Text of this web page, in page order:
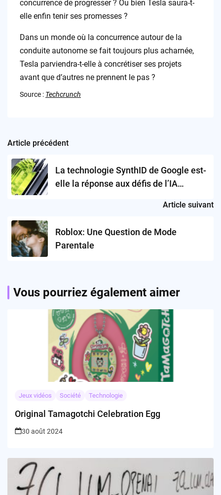
concurrence de progresser ? Ou bien Tesla saura-t-
elle enfin tenir ses promesses ?
Dans un monde où la concurrence autour de la
conduite autonome se fait toujours plus acharnée,
Tesla parviendra-t-elle à concrétiser ses projets
avant que d’autres ne prennent le pas ?
Source : Techcrunch
Post
navigation
Article précédent
La technologie SynthID de Google est-
elle la réponse aux défis de l’IA
Article suivant
Roblox: Une Question de Mode
Parentale
Vous pourriez également aimer
Jeux vidéos Société Technologie
Original Tamagotchi Celebration Egg
30 août 2024